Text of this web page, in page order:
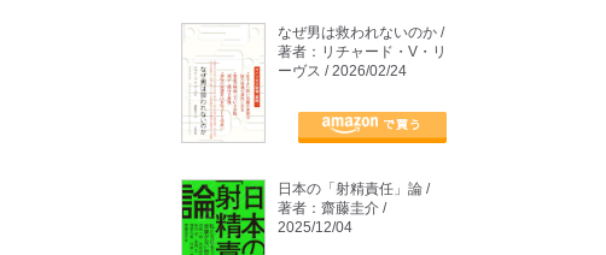
なぜ男は救われないのか /
著者：リチャード・V・リ
ーヴス / 2026/02/24
日本の「射精責任」論 /
著者：齋藤圭介 /
2025/12/04